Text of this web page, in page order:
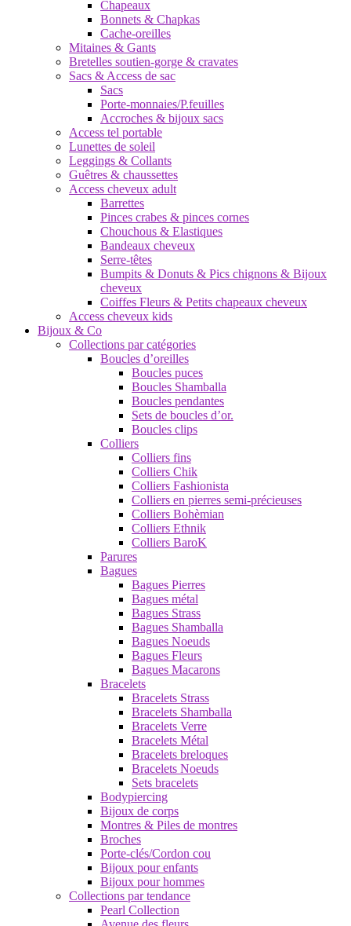
Chapeaux
Bonnets & Chapkas
Cache-oreilles
Mitaines & Gants
Bretelles soutien-gorge & cravates
Sacs & Access de sac
Sacs
Porte-monnaies/P.feuilles
Accroches & bijoux sacs
Access tel portable
Lunettes de soleil
Leggings & Collants
Guêtres & chaussettes
Access cheveux adult
Barrettes
Pinces crabes & pinces cornes
Chouchous & Elastiques
Bandeaux cheveux
Serre-têtes
Bumpits & Donuts & Pics chignons & Bijoux
cheveux
Coiffes Fleurs & Petits chapeaux cheveux
Access cheveux kids
Bijoux & Co
Collections par catégories
Boucles d’oreilles
Boucles puces
Boucles Shamballa
Boucles pendantes
Sets de boucles d’or.
Boucles clips
Colliers
Colliers fins
Colliers Chik
Colliers Fashionista
Colliers en pierres semi-précieuses
Colliers Bohèmian
Colliers Ethnik
Colliers BaroK
Parures
Bagues
Bagues Pierres
Bagues métal
Bagues Strass
Bagues Shamballa
Bagues Noeuds
Bagues Fleurs
Bagues Macarons
Bracelets
Bracelets Strass
Bracelets Shamballa
Bracelets Verre
Bracelets Métal
Bracelets breloques
Bracelets Noeuds
Sets bracelets
Bodypiercing
Bijoux de corps
Montres & Piles de montres
Broches
Porte-clés/Cordon cou
Bijoux pour enfants
Bijoux pour hommes
Collections par tendance
Pearl Collection